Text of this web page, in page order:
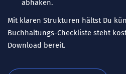
abhaken.
Mit klaren Strukturen hältst Du
Buchhaltungs-Checkliste steht
Download bereit.